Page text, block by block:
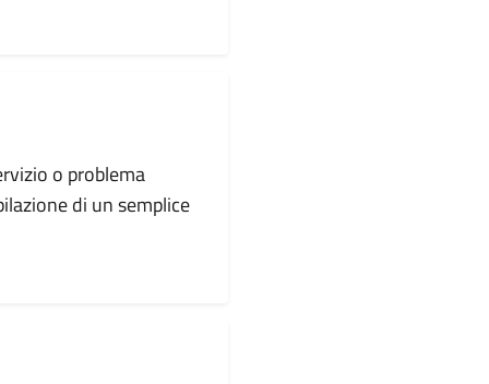
o problema
di un semplice